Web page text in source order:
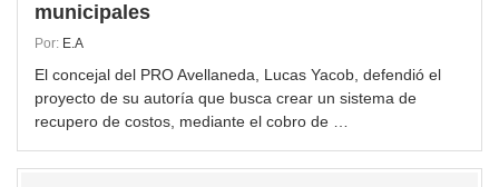
municipales
Por: E.A
El concejal del PRO Avellaneda, Lucas Yacob, defendió el
proyecto de su autoría que busca crear un sistema de
recupero de costos, mediante el cobro de …